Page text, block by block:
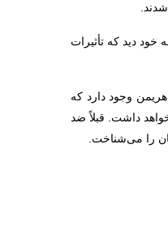
خود دید که تأثیرات
وجود دارد که
داشت. قبلاً ضد
را می‌شناخت.